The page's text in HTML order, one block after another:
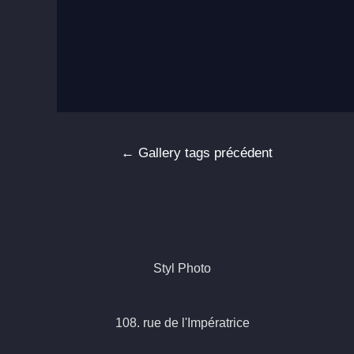
Navigation
← Gallery tags précédent
Styl Photo
108. rue de l'Impératrice